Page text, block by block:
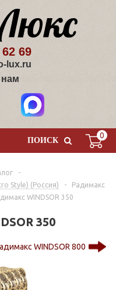
69
lux.ru
0
ПОИСК
-
Style) (Россия)
-
Радимакс
WINDSOR 350
350
WINDSOR 800